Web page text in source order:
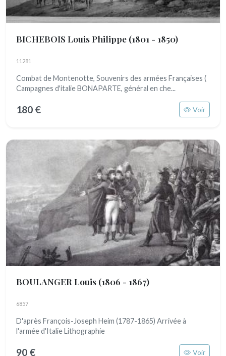
BICHEBOIS Louis Philippe (1801 - 1850)
11281
Combat de Montenotte, Souvenirs des armées Françaises (
Campagnes d'italie BONAPARTE, général en che...
180 € Voir
BOULANGER Louis (1806 - 1867)
6857
D'après François-Joseph Heim (1787-1865) Arrivée à
l'armée d'Italie Lithographie
90 € Voir